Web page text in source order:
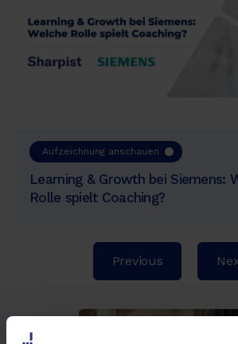
Aufzeichnung anschauen
Learning & Growth bei Siemens:
Rolle spielt Coaching?
Previous